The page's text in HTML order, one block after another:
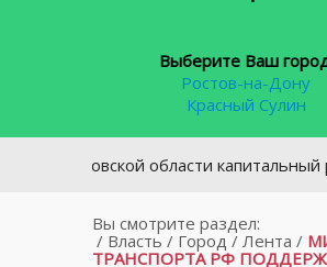
Выберите Ваш
Ростов-на-Дону
Красный Сулин
области капитальный
Вы смотрите раздел:
/ Власть / Город / Лента /
ТРАНСПОРТА РФ